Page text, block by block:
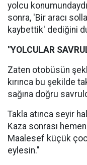
yolcu
sonra, 'Bir aracı
kaybettik' dediğini
"YOLCULAR
Zaten otobüsün
kırınca bu şekilde
sağına doğru
Takla atınca seyir
Kaza sonrası
Maalesef küçük
eylesin."